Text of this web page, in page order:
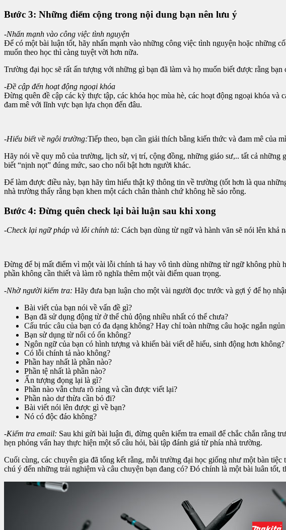
Bước 3: Những điểm cộng trong nội dung bạn nên lưu ý
-Nhấn mạnh vào công việc tình nguyện
Để có một bài luận tốt, hãy nhấn mạnh vào những công việc tình nguyện hoặc những
muốn theo học thì càng tuyệt vời hơn nữa.
Trường đại học sẽ rất ấn tượng với những gì bạn đã làm và họ muốn biết được rằng
-Đề cập đến hoạt động ngoại khóa
Đừng quên đề cập các kỳ thực tập, các khóa học mùa hè, các hoạt động ngoại khóa
đam mê với lĩnh vực bạn lựa chọn đến đâu.
-Hiểu biết về ngôi trường:Tiếp theo, bạn cần giải thích bằng kiến thức và đam mê của
Hãy nói về quy mô của trường, lịch sử, vị trí, cộng đồng, những giáo sư,.. tất cả những
biết “nịnh nọt” đúng mức, sao cho nổi bật hơn người khác.
Để làm được điều này, bạn hãy tìm hiểu thật kỹ thông tin về trường (tốt hơn là qua
nhà trường thấy rằng bạn khen một cách chân thành chứ không hề sáo rỗng.
Bước 4: Đừng quên check lại bài luận sau khi xong
-Check lại ngữ pháp và lỗi chính tả: Cách bạn dùng từ ngữ và hành văn sẽ nói lên khả
Đừng để bị mất điểm vì một vài lỗi chính tả hay vô tình dùng những từ ngữ không phù
phần không cần thiết và làm rõ nghĩa thêm một vài điểm quan trọng.
-Nhờ người kiểm tra: Hãy đưa bạn luận cho một vài người đọc trước và gợi ý để họ
Bài viết của bạn nói về vấn đề gì?
Bạn đã sử dụng động từ ở thể chủ động nhiều nhất có thể chưa?
Cấu trúc câu của bạn có đa dạng không? Hay chỉ toàn những câu hoặc ngắn
Bạn sử dụng từ nối có ổn không?
Ngôn ngữ của bạn có hình tượng và khiến bài viết dễ hiểu, sinh động hơn không?
Có lỗi chính tả nào không?
Phần hay nhất là phần nào?
Phần tệ nhất là phần nào?
Ấn tượng đọng lại là gì?
Phần nào vẫn chưa rõ ràng và cần được viết lại?
Phần nào dư thừa cần bỏ đi?
Bài viết nói lên được gì về bạn?
Nó có độc đáo không?
-Kiểm tra email: Sau khi gửi bài luận đi, đừng quên kiểm tra email để chắc chắn rằng
hẹn phỏng vấn hay thực hiện một số câu hỏi, bài tập đánh giá từ phía nhà trường.
Cuối cùng, các chuyên gia đã tổng kết rằng, mỗi trường đại học giống như một bàn
chú ý đến những trải nghiệm và câu chuyện bạn đang có? Đó chính là một bài luân